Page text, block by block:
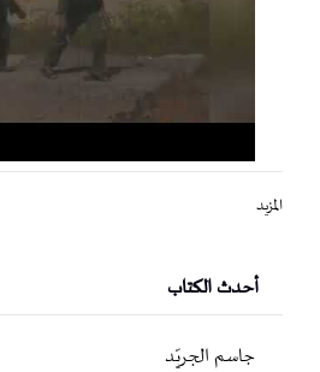
المزيد
أحدث الكتاب
جاسم الجريّد